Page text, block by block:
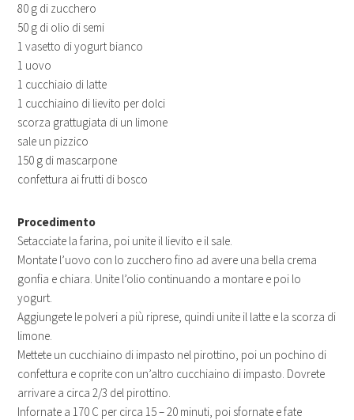
80 g di zucchero
50 g di olio di semi
1 vasetto di yogurt bianco
1 uovo
1 cucchiaio di latte
1 cucchiaino di lievito per dolci
scorza grattugiata di un limone
sale un pizzico
150 g di mascarpone
confettura ai frutti di bosco
Procedimento
Setacciate la farina, poi unite il lievito e il sale.
Montate l’uovo con lo zucchero fino ad avere una bella crema
gonfia e chiara. Unite l’olio continuando a montare e poi lo
yogurt.
Aggiungete le polveri a più riprese, quindi unite il latte e la scorza di
limone.
Mettete un cucchiaino di impasto nel pirottino, poi un pochino di
confettura e coprite con un’altro cucchiaino di impasto. Dovrete
arrivare a circa 2/3 del pirottino.
Infornate a 170 C per circa 15 – 20 minuti, poi sfornate e fate